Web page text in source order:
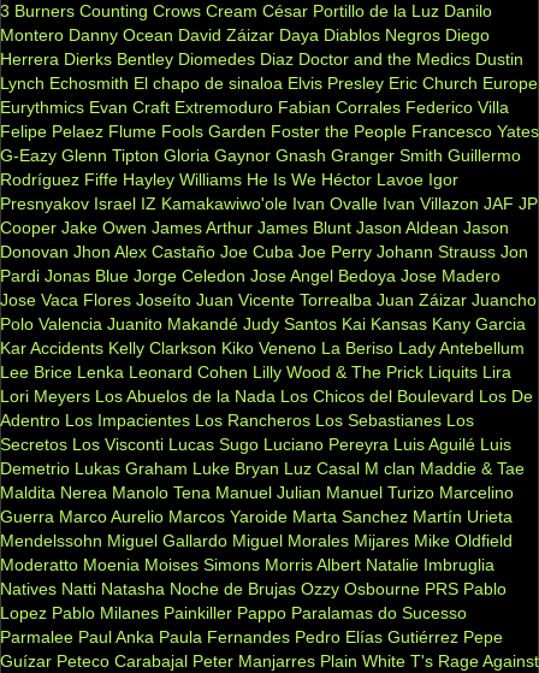
3 Burners Counting Crows Cream César Portillo de la Luz Danilo
Montero Danny Ocean David Záizar Daya Diablos Negros Diego
Herrera Dierks Bentley Diomedes Diaz Doctor and the Medics Dustin
Lynch Echosmith El chapo de sinaloa Elvis Presley Eric Church Europe
Eurythmics Evan Craft Extremoduro Fabian Corrales Federico Villa
Felipe Pelaez Flume Fools Garden Foster the People Francesco Yates
G-Eazy Glenn Tipton Gloria Gaynor Gnash Granger Smith Guillermo
Rodríguez Fiffe Hayley Williams He Is We Héctor Lavoe Igor
Presnyakov Israel IZ Kamakawiwo'ole Ivan Ovalle Ivan Villazon JAF JP
Cooper Jake Owen James Arthur James Blunt Jason Aldean Jason
Donovan Jhon Alex Castaño Joe Cuba Joe Perry Johann Strauss Jon
Pardi Jonas Blue Jorge Celedon Jose Angel Bedoya Jose Madero
Jose Vaca Flores Joseíto Juan Vicente Torrealba Juan Záizar Juancho
Polo Valencia Juanito Makandé Judy Santos Kai Kansas Kany Garcia
Kar Accidents Kelly Clarkson Kiko Veneno La Beriso Lady Antebellum
Lee Brice Lenka Leonard Cohen Lilly Wood & The Prick Liquits Lira
Lori Meyers Los Abuelos de la Nada Los Chicos del Boulevard Los De
Adentro Los Impacientes Los Rancheros Los Sebastianes Los
Secretos Los Visconti Lucas Sugo Luciano Pereyra Luis Aguilé Luis
Demetrio Lukas Graham Luke Bryan Luz Casal M clan Maddie & Tae
Maldita Nerea Manolo Tena Manuel Julian Manuel Turizo Marcelino
Guerra Marco Aurelio Marcos Yaroide Marta Sanchez Martín Urieta
Mendelssohn Miguel Gallardo Miguel Morales Mijares Mike Oldfield
Moderatto Moenia Moises Simons Morris Albert Natalie Imbruglia
Natives Natti Natasha Noche de Brujas Ozzy Osbourne PRS Pablo
Lopez Pablo Milanes Painkiller Pappo Paralamas do Sucesso
Parmalee Paul Anka Paula Fernandes Pedro Elías Gutiérrez Pepe
Guízar Peteco Carabajal Peter Manjarres Plain White T's Rage Against